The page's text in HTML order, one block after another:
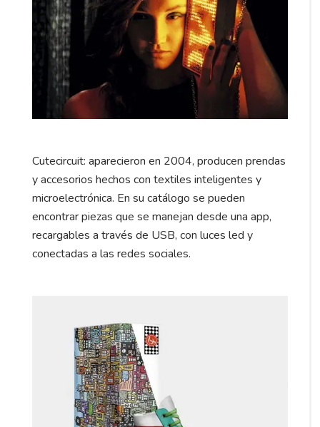
Cutecircuit: aparecieron en 2004, producen prendas
y accesorios hechos con textiles inteligentes y
microelectrónica. En su catálogo se pueden
encontrar piezas que se manejan desde una app,
recargables a través de USB, con luces led y
conectadas a las redes sociales.